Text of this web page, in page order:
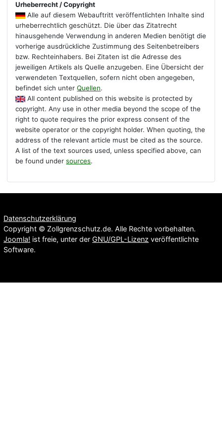
Urheberrecht / Copyright
Alle auf diesem Webauftritt veröffentlichten Inhalte sind
urheberrechtlich geschützt. Die über das Zitatrecht
hinausgehende Verwendung in anderen Medien benötigt die
vorherige ausdrückliche Zustimmung des Seitenbetreibers
bzw. Rechteinhabers. Bei Zitaten ist die Adresse des
jeweiligen Artikels als Quelle anzugeben. Eine Übersicht der
verwendeten Textquellen, sofern nicht oben angegeben,
befindet sich unterQuellen.
All content published on this website is protected by
copyright. Any use in other media beyond the scope of the
right to quote requires the prior express consent of the
website operator or the copyright holder. When quoting, the
address of the relevant article must be cited as the source.
A list of the text sources used, unless specified above, can
be found undersources.
Datenschutzerklärung
Copyright © Zollgrenzschutz.de. Alle Rechte vorbehalten.
Joomla! ist freie, unter derGNU/GPL-Lizenz veröffentlichte
Software.